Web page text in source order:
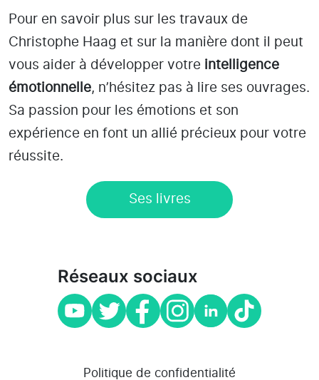
Pour en savoir plus sur les travaux de
Christophe Haag et sur la manière dont il peut
vous aider à développer votre intelligence
émotionnelle, n’hésitez pas à lire ses ouvrages.
Sa passion pour les émotions et son
expérience en font un allié précieux pour votre
réussite.
Ses livres
Réseaux sociaux
Politique de confidentialité